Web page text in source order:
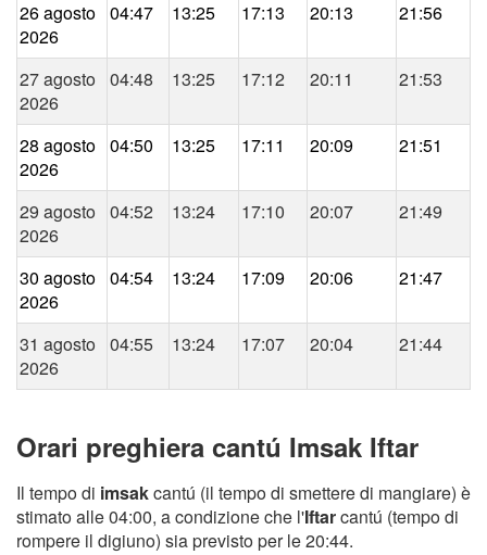
26 agosto
2026
04:47 13:25 17:13 20:13 21:56
27 agosto
2026
04:48 13:25 17:12 20:11 21:53
28 agosto
2026
04:50 13:25 17:11 20:09 21:51
29 agosto
2026
04:52 13:24 17:10 20:07 21:49
30 agosto
2026
04:54 13:24 17:09 20:06 21:47
31 agosto
2026
04:55 13:24 17:07 20:04 21:44
Orari preghiera cantú Imsak Iftar
Il tempo di imsakcantú (il tempo di smettere di mangiare) è
stimato alle 04:00, a condizione che l'Iftarcantú (tempo di
rompere il digiuno) sia previsto per le 20:44.